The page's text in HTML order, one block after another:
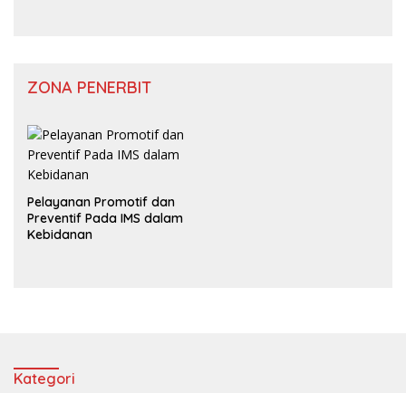
ZONA PENERBIT
Pelayanan Promotif dan
Preventif Pada IMS dalam
Kebidanan
Kategori